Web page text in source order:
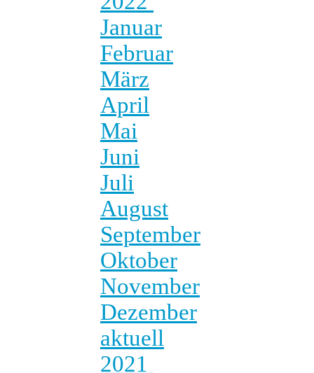
Januar
Februar
März
April
Mai
Juni
Juli
August
September
Oktober
November
Dezember
aktuell
2021